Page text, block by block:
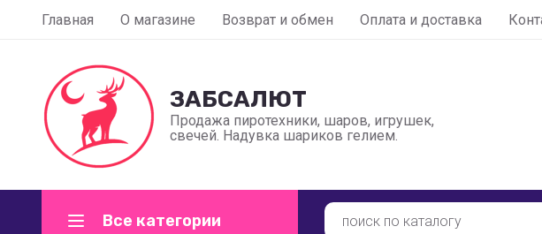
Главная О магазине Возврат и обмен Оплата и доставка
ЗАБСАЛЮТ
Продажа пиротехники, шаров, игрушек,
свечей. Надувка шариков гелием.
Все категории